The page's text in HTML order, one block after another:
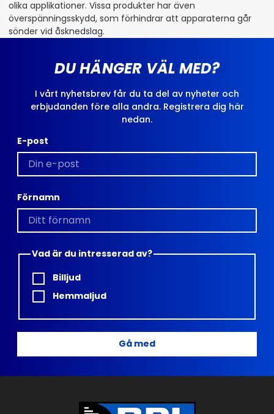
olika applikationer. Vissa produkter har även
överspänningsskydd, som förhindrar att apparaterna går
sönder vid åsknedslag.
DU HÄNGER VÄL MED?
I vårt nyhetsbrev får du ta del av nyheter och
erbjudanden före alla andra. Registrera dig här
nedan.
E-post
Förnamn
Vad är du intresserad av?
Billjud
Hemmaljud
Gå med